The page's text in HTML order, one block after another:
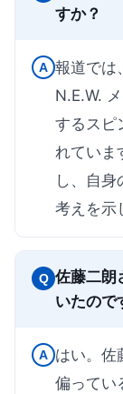
すか？
A 報道では
N.E.W.
するスピ
れていま
し、自
考えを示
Q 佐藤二朗
いたので
A はい。佐
偏ってい